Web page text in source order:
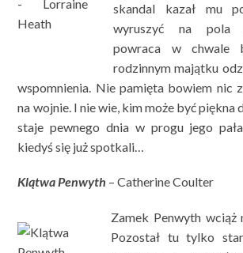
skandal kazał mu
wyruszyć na pola
powraca w chwale
rodzinnym majątku
wspomnienia. Nie pamięta bowiem nic
na wojnie. I nie wie, kim może być piękna
staje pewnego dnia w progu jego
kiedyś się już spotkali…
Klątwa Penwyth – Catherine Coulter
Zamek Penwyth wciąż
Pozostał tu tylko